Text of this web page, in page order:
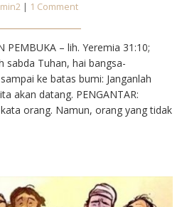
| 1 Comment
– lih. Yeremia 31:10;
sabda Tuhan, hai bangsa-
ke batas bumi: Janganlah
akan datang. PENGANTAR:
orang. Namun, orang yang tidak
daya tahan menghadapi masa